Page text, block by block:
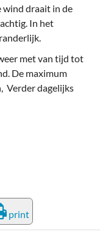
wind draait in de
In het
met van tijd tot
De maximum
Verder dagelijks
print